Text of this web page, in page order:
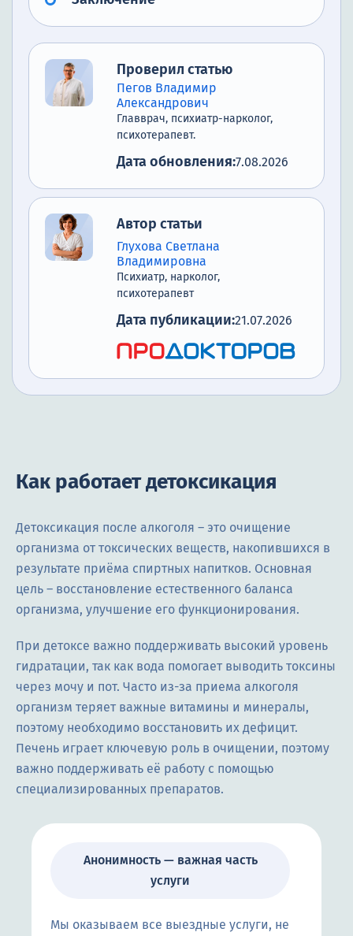
Проверил статью
Пегов Владимир
Александрович
Главврач, психиатр-нарколог,
психотерапевт.
Дата обновления:7.08.2026
Автор статьи
Глухова Светлана
Владимировна
Психиатр, нарколог,
психотерапевт
Дата публикации:21.07.2026
Как работает детоксикация
Детоксикация после алкоголя – это очищение
организма от токсических веществ, накопившихся в
результате приёма спиртных напитков. Основная
цель ― восстановление естественного баланса
организма, улучшение его функционирования.
При детоксе важно поддерживать высокий уровень
гидратации, так как вода помогает выводить токсины
через мочу и пот. Часто из-за приема алкоголя
организм теряет важные витамины и минералы,
поэтому необходимо восстановить их дефицит.
Печень играет ключевую роль в очищении, поэтому
важно поддерживать её работу с помощью
специализированных препаратов.
Анонимность — важная часть
услуги
Мы оказываем все выездные услуги, не